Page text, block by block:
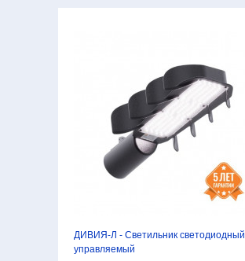
ДИВИЯ-Л - Светильник светодиодный
управляемый